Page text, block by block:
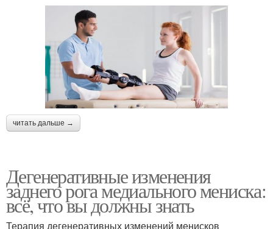
читать дальше →
Дегенеративные изменения
заднего рога медиального мениска:
всё, что вы должны знать
Терапия дегенеративных изменений менисков